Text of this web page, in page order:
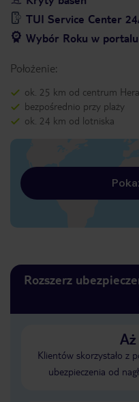
TUI Service Center
Wybór Roku w
Położenie:
ok. 25 km od centrum
bezpośrednio przy plaży
ok. 24 km od lotniska
Rozszerz
Klientów skorzystało z
ubezpieczenia od